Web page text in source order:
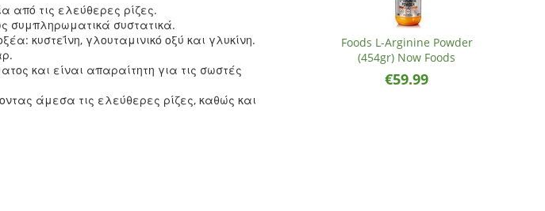
τις ελεύθερες ρίζες.
συμπληρωματικά συστατικά.
κυστεΐνη, γλουταμινικό οξύ και γλυκίνη.
και είναι απαραίτητη για τις σωστές
άμεσα τις ελεύθερες ρίζες, καθώς και
Foods L-Arginine Powder
(454gr) Now Foods
€59.99